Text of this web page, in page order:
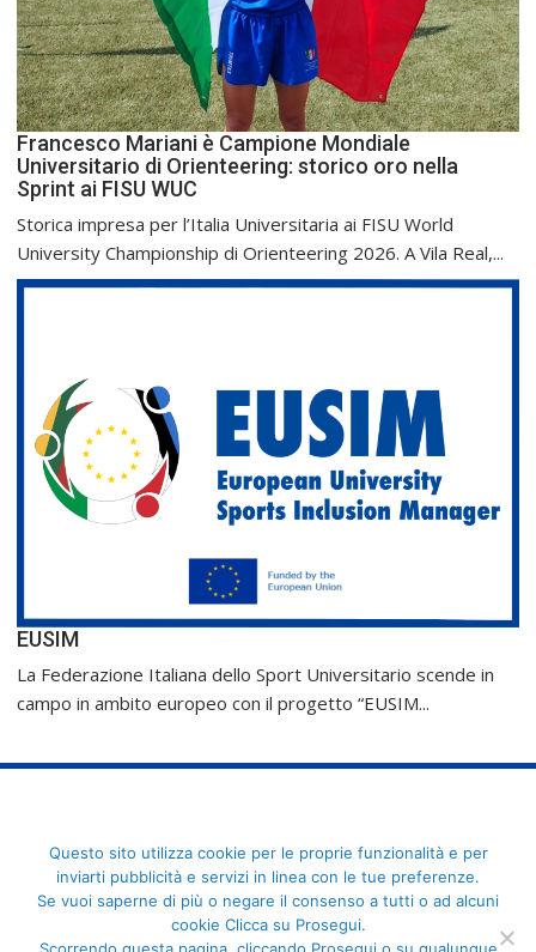
Francesco Mariani è Campione Mondiale
Universitario di Orienteering: storico oro nella
Sprint ai FISU WUC
Storica impresa per l’Italia Universitaria ai FISU World
University Championship di Orienteering 2026. A Vila Real,...
EUSIM
La Federazione Italiana dello Sport Universitario scende in
campo in ambito europeo con il progetto “EUSIM...
FederCUSI: Federazione Italiana dello Sport Universitario - Via
Angelo Brofferio, 7 - 00195 Roma - C.F. 80109270589
Questo sito utilizza cookie per le proprie funzionalità e per
inviarti pubblicità e servizi in linea con le tue preferenze.
Se vuoi saperne di più o negare il consenso a tutti o ad alcuni
cookie Clicca su Prosegui.